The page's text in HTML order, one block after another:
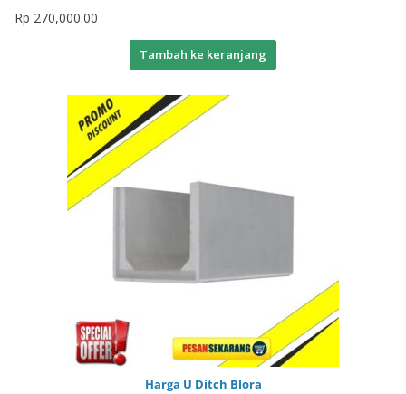
Rp 270,000.00
Tambah ke keranjang
Harga U Ditch Blora